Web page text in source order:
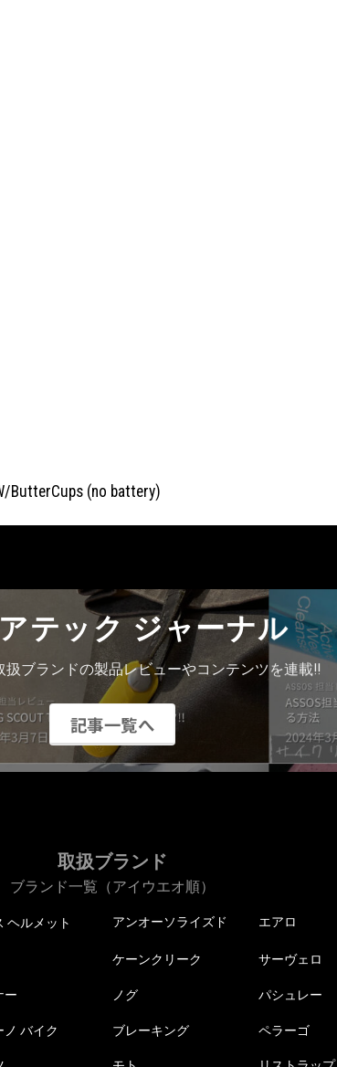
ButterCups (no battery)
テック ジャーナル
扱ブランドの製品レビューやコンテンツを連載!!
記事一覧へ
取扱ブランド
ブランド一覧（アイウエオ順）
ヘルメット アンオーソライズド エアロ
ケーンクリーク サーヴェロ
ー ノグ パシュレー
ノ バイク ブレーキング ペラーゴ